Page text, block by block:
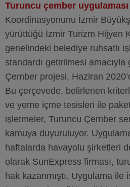
Turuncu çember uygulaması
Koordinasyonunu İzmir
yürüttüğü İzmir Turizm Hijyen
genelindeki belediye ruhsatlı
standardı getirilmesi
Çember projesi, Haziran
Bu çerçevede, belirlenen
ve yeme içme tesisleri ile
işletmeler, Turuncu Çember
kamuya duyuruluyor.
haftalarda havayolu şirketleri
olarak SunExpress firması,
hak kazanmıştı. Uygulama ile